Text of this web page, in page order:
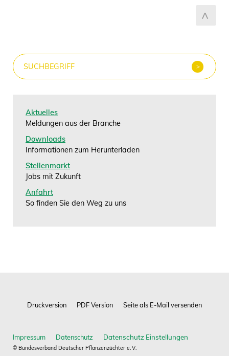
Aktuelles
Meldungen aus der Branche
Downloads
Informationen zum Herunterladen
Stellenmarkt
Jobs mit Zukunft
Anfahrt
So finden Sie den Weg zu uns
Impressum Datenschutz
© Bundesverband Deutscher Pflanzenzüchter e. V.